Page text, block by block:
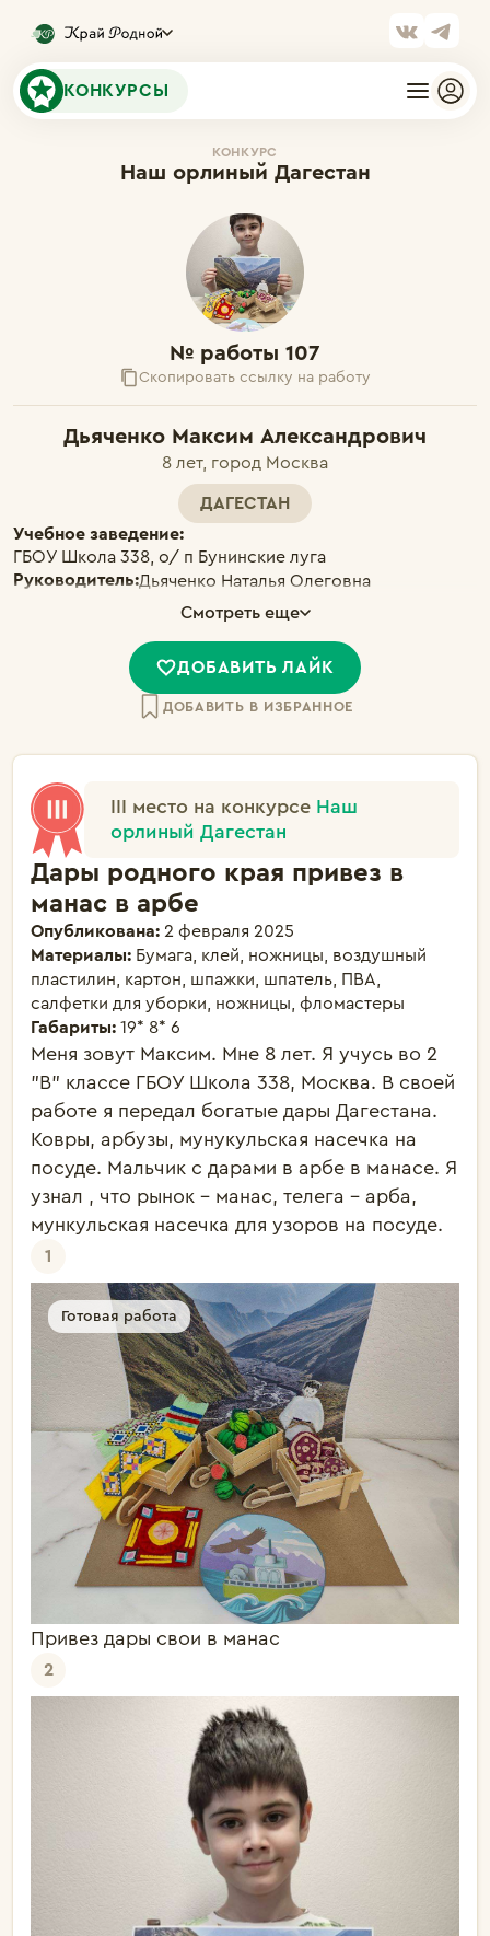
КОНКУРСЫ
КОНКУРС
Наш орлиный Дагестан
№ работы 107
Скопировать ссылку на работу
Дьяченко Максим Александрович
8 лет, город Москва
ДАГЕСТАН
Учебное заведение:
ГБОУ Школа 338, о/ п Бунинские луга
Руководитель:Дьяченко Наталья Олеговна
Смотреть еще
ДОБАВИТЬ ЛАЙК
ДОБАВИТЬ В ИЗБРАННОЕ
III место на конкурсе Наш
орлиный Дагестан
Дары родного края привез в
манас в арбе
Опубликована: 2 февраля 2025
Материалы: Бумага, клей, ножницы, воздушный
пластилин, картон, шпажки, шпатель, ПВА,
салфетки для уборки, ножницы, фломастеры
Габариты: 19* 8* 6
Меня зовут Максим. Мне 8 лет. Я учусь во 2
"В" классе ГБОУ Школа 338, Москва. В своей
работе я передал богатые дары Дагестана.
Ковры, арбузы, мунукульская насечка на
посуде. Мальчик с дарами в арбе в манасе. Я
узнал , что рынок - манас, телега - арба,
мункульская насечка для узоров на посуде.
1
Готовая работа
Привез дары свои в манас
2